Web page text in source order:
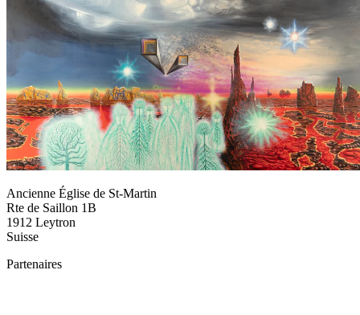
Ancienne Église de St-Martin
Rte de Saillon 1B
1912 Leytron
Suisse
Partenaires